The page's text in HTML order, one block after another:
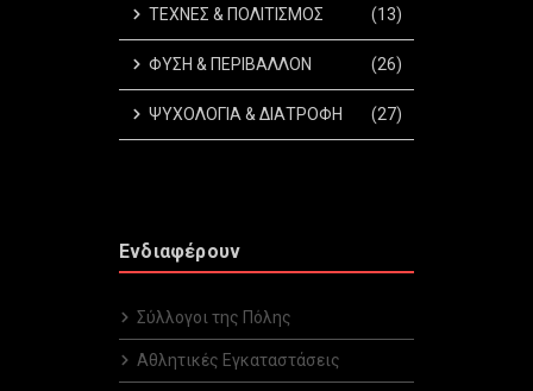
ΤΕΧΝΕΣ & ΠΟΛΙΤΙΣΜΟΣ (13)
ΦΥΣΗ & ΠΕΡΙΒΑΛΛΟΝ (26)
ΨΥΧΟΛΟΓΙΑ & ΔΙΑΤΡΟΦΗ (27)
Ενδιαφέρουν
Σύλλογοι της Πόλης
Αθλητικές Εγκαταστάσεις